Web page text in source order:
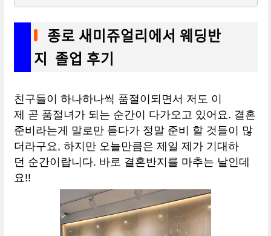
종로 새미쥬얼리에서 웨딩반
지 졸업 후기
친구들이 하나하나씩 품절이되면서 저도 이
제 곧 품절녀가 되는 순간이 다가오고 있어요. 결혼
준비라는게 말로만 듣다가 정말 준비 할 것들이 많
더라구요, 하지만 오늘만큼은 제일 제가 기대하
던 순간이랍니다. 바로 결혼반지를 마추는 날인데
요!!